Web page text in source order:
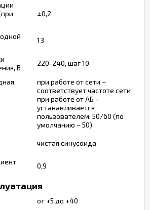
±0,2
13
В
220-240, шаг 10
при работе от сети –
соответствует частоте сети
при работе от АБ –
устанавливается
пользователем: 50/60 (по
умолчанию – 50)
чистая синусоида
0,9
от +5 до +40